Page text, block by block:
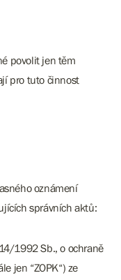
povolit jen těm
pro tuto činnost
oznámení
správních aktů:
1992 Sb., o ochraně
jen “ZOPK“) ze